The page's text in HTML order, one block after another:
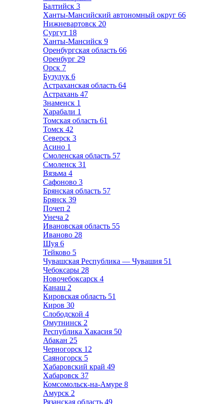
Балтийск 3
Ханты-Мансийский автономный округ 66
Нижневартовск 20
Сургут 18
Ханты-Мансийск 9
Оренбургская область 66
Оренбург 29
Орск 7
Бузулук 6
Астраханская область 64
Астрахань 47
Знаменск 1
Харабали 1
Томская область 61
Томск 42
Северск 3
Асино 1
Смоленская область 57
Смоленск 31
Вязьма 4
Сафоново 3
Брянская область 57
Брянск 39
Почеп 2
Унеча 2
Ивановская область 55
Иваново 28
Шуя 6
Тейково 5
Чувашская Республика — Чувашия 51
Чебоксары 28
Новочебоксарск 4
Канаш 2
Кировская область 51
Киров 30
Слободской 4
Омутнинск 2
Республика Хакасия 50
Абакан 25
Черногорск 12
Саяногорск 5
Хабаровский край 49
Хабаровск 37
Комсомольск-на-Амуре 8
Амурск 2
Рязанская область 49